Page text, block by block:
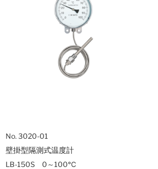
No. 3020-01
壁掛型隔測式温度計
LB-150S 0～100℃